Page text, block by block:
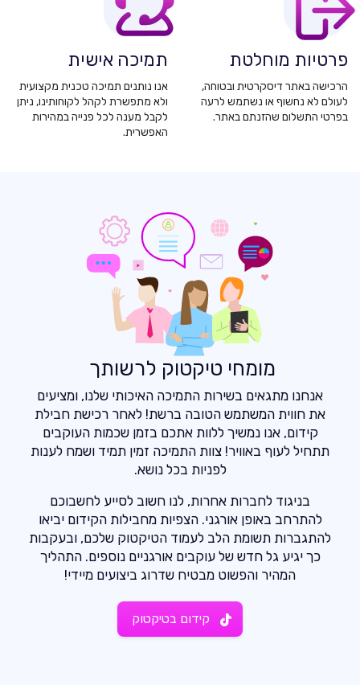
פרטיות מוחלטת
הרכישה באתר דיסקרטית ובטוחה,
לעולם לא נחשוף או נשתמש לרעה
בפרטי התשלום שהזנתם באתר.
תמיכה אישית
אנו נותנים תמיכה טכנית מקצועית
ולא מתפשרת לקהל לקוחותינו, ניתן
לקבל מענה לכל פנייה במהירות
האפשרית.
מומחי טיקטוק לרשותך
אנחנו מתגאים בשירות התמיכה האיכותי שלנו, ומציעים
את חווית המשתמש הטובה ברשת! לאחר רכישת חבילת
קידום, אנו נמשיך ללוות אתכם בזמן שכמות העוקבים
תתחיל לעוף באוויר! צוות התמיכה זמין תמיד ושמח לענות
לפניות בכל נושא.
בניגוד לחברות אחרות, לנו חשוב לסייע לחשבוכם
להתרחב באופן אורגני. הצפיות מחבילות הקידום יביאו
להתגברות תשומת הלב לעמוד הטיקטוק שלכם, ובעקבות
כך יגיע גל חדש של עוקבים אורגניים נוספים. התהליך
המהיר והפשוט מבטיח שדרוג ביצועים מיידי!
קידום בטיקטוק